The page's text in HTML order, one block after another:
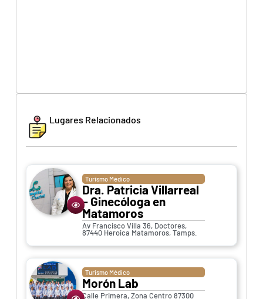
Lugares Relacionados
Turismo Médico
Dra. Patricia Villarreal
– Ginecóloga en
Matamoros
Av Francisco Villa 36, Doctores,
87440 Heroica Matamoros, Tamps.
Turismo Médico
Morón Lab
Calle Primera, Zona Centro 87300